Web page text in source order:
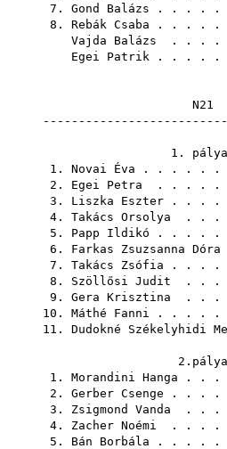
7. Gond Balázs . . . . .
8. Rebák Csaba . . . . .
Vajda Balázs . . . . .
Egei Patrik . . . . . .
1.
1. Novai Éva . . . . . . .
2. Egei Petra . . . . . . .
3. Liszka Eszter . . . . .
4. Takács Orsolya . . .
5. Papp Ildikó . . . . .
6. Farkas Zsuzsanna Dóra
7. Takács Zsófia . . . .
8. Szöllősi Judit . . .
9. Gera Krisztina . . . .
10. Máthé Fanni . . . . .
11. Dudokné Székelyhidi
1. Morandini Hanga . . . .
2. Gerber Csenge . . . . .
3. Zsigmond Vanda . . .
4. Zacher Noémi . . . . .
5. Bán Borbála . . . . .